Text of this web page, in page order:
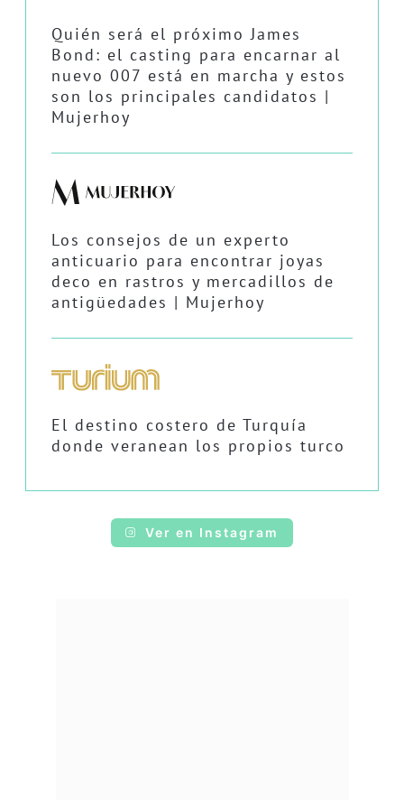
Quién será el próximo James
Bond: el casting para encarnar al
nuevo 007 está en marcha y estos
son los principales candidatos |
Mujerhoy
Los consejos de un experto
anticuario para encontrar joyas
deco en rastros y mercadillos de
antigüedades | Mujerhoy
El destino costero de Turquía
donde veranean los propios turco
Ver en Instagram